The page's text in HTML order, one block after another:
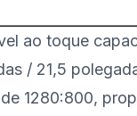
ao toque
/ 21,5
1280:800,